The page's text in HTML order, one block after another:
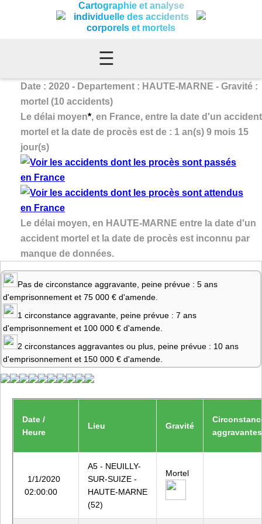
Cartographie et analyse
individuelle des accidents
corporels et mortels
☰
Date : 2020 - Departement : HAUTE-MARNE - Gravité :
mortel (10 accidents)
Le délai moyen*, en France, entre la date d'un accident
mortel et la date de procès est de : 1 an(s) 9 mois 15
jour(s)
Le délai moyen, en HAUTE-MARNE entre la date d'un
accident mortel et la date de procès est inconnu par
manque de données.
Pas de circonstance aggravante, peine prévue : 5 ans
d'emprisonnement et 75 000 € d'amende.
1 circonstance aggravante, peine prévue : 7 ans
d'emprisonnement et 100 000 € d'amende.
2 circonstances aggravantes ou plus, peine prévue : 10 ans
d'emprisonnement et 150 000 € d'amende.
Date /
Heure
Lieu Gravité
aggravantes
1/1/2020
02:00:00
A5 - NEUILLY-
SUR-SUIZE -
HAUTE-MARNE
(52)
Mortel